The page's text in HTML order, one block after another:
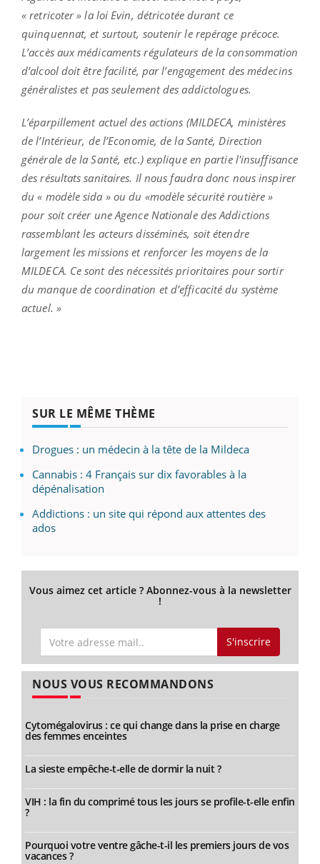
« retricoter » la loi Evin, détricotée durant ce
quinquennat, et surtout, soutenir le repérage précoce.
L’accès aux médicaments régulateurs de la consommation
d’alcool doit être facilité, par l’engagement des médecins
généralistes et pas seulement des addictologues.
L’éparpillement actuel des actions (MILDECA, ministères
de l’Intérieur, de l’Economie, de la Santé, Direction
générale de la Santé, etc.) explique en partie l'insuffisance
des résultats sanitaires. Il nous faudra donc nous inspirer
du « modèle sida » ou du «modèle sécurité routière »
pour soit créer une Agence Nationale des Addictions
rassemblant les acteurs disséminés, soit étendre
largement les missions et renforcer les moyens de la
MILDECA. Ce sont des nécessités prioritaires pour sortir
du manque de coordination et d’efficacité du système
actuel. »
SUR LE MÊME THÈME
Drogues : un médecin à la tête de la Mildeca
Cannabis : 4 Français sur dix favorables à la
dépénalisation
Addictions : un site qui répond aux attentes des
ados
Vous aimez cet article ? Abonnez-vous à la newsletter
!
S'inscrire
NOUS VOUS RECOMMANDONS
Cytomégalovirus : ce qui change dans la prise en charge
des femmes enceintes
La sieste empêche-t-elle de dormir la nuit ?
VIH : la fin du comprimé tous les jours se profile-t-elle enfin
?
Pourquoi votre ventre gâche-t-il les premiers jours de vos
vacances ?